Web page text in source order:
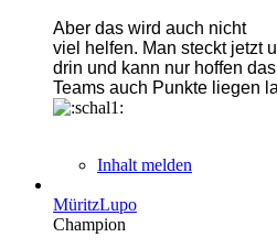
Aber das wird auch nicht
viel helfen. Man steckt jetzt
drin und kann nur hoffen
Teams auch Punkte liegen
Inhalt melden
MüritzLupo
Champion